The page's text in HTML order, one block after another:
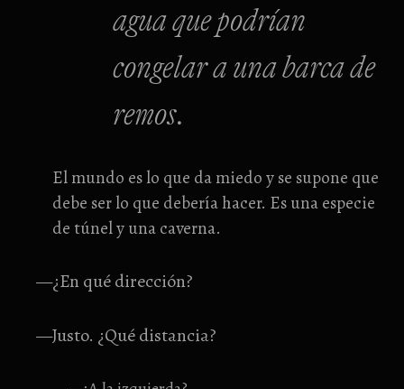
agua que podrían
congelar a una barca de
remos.
El mundo es lo que da miedo y se supone que
debe ser lo que debería hacer. Es una especie
de túnel y una caverna.
—¿En qué dirección?
—Justo. ¿Qué distancia?